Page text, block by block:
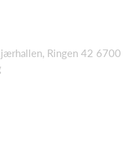
Ringen 42 6700